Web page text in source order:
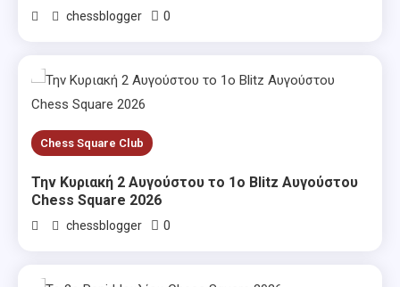
chessblogger 0
Chess Square Club
Την Κυριακή 2 Αυγούστου το 1ο Blitz Αυγούστου
Chess Square 2026
chessblogger 0